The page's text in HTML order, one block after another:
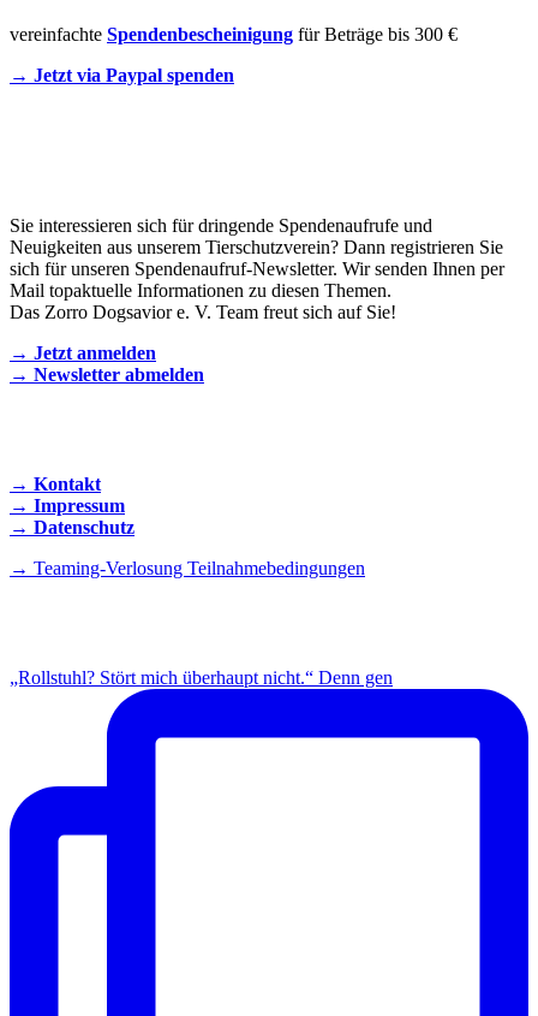
vereinfachte Spendenbescheinigung für Beträge bis 300 €
→ Jetzt via Paypal spenden
Sie interessieren sich für dringende Spendenaufrufe und
Neuigkeiten aus unserem Tierschutzverein? Dann registrieren Sie
sich für unseren Spendenaufruf-Newsletter. Wir senden Ihnen per
Mail topaktuelle Informationen zu diesen Themen.
Das Zorro Dogsavior e. V. Team freut sich auf Sie!
→ Jetzt anmelden
→ Newsletter abmelden
→ Kontakt
→ Impressum
→ Datenschutz
→ Teaming-Verlosung Teilnahmebedingungen
„Rollstuhl? Stört mich überhaupt nicht.“ Denn gen